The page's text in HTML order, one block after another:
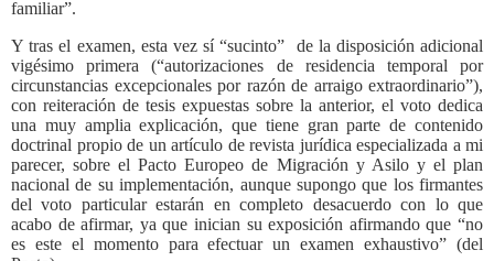
familiar”.
Y tras el examen, esta vez sí “sucinto”
de la disposición adicional
vigésimo primera (“autorizaciones de residencia temporal por
circunstancias excepcionales por razón de arraigo extraordinario”),
con reiteración de tesis expuestas sobre la anterior, el voto dedica
una muy amplia explicación, que tiene gran parte de contenido
doctrinal propio de un artículo de revista jurídica especializada a mi
parecer, sobre el Pacto Europeo de Migración y Asilo y el plan
nacional de su implementación, aunque supongo que los firmantes
del voto particular estarán en completo desacuerdo con lo que
acabo de afirmar, ya que inician su exposición afirmando que “no
es este el momento para efectuar un examen exhaustivo” (del